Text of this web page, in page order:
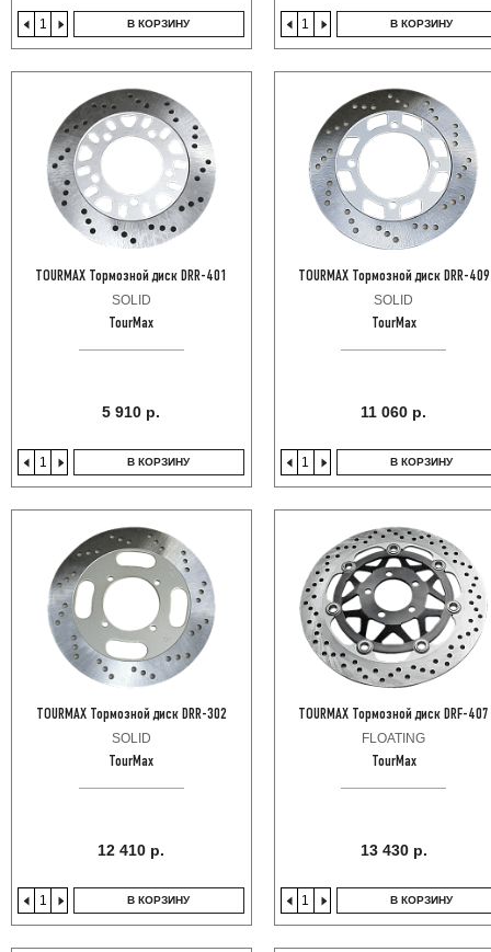
В КОРЗИНУ В КОРЗИНУ
TOURMAX Тормозной диск DRR-401
SOLID
TourMax
5 910 р.
В КОРЗИНУ
TOURMAX Тормозной диск DRR-409
SOLID
TourMax
11 060 р.
В КОРЗИНУ
TOURMAX Тормозной диск DRR-302
SOLID
TourMax
12 410 р.
В КОРЗИНУ
TOURMAX Тормозной диск DRF-407
FLOATING
TourMax
13 430 р.
В КОРЗИНУ